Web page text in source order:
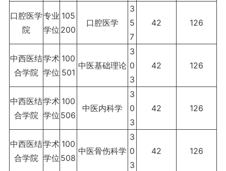
口腔医学
院
专业
学位
105
200
口腔医学
3
5
7
42 126
中西医结
合学院
学术
学位
100
501
中医基础理论
3
0
3
42 126
中西医结
合学院
学术
学位
100
506
中医内科学
3
0
3
42 126
中西医结
合学院
学术
学位
100
508
中医骨伤科学
3
0
3
42 126